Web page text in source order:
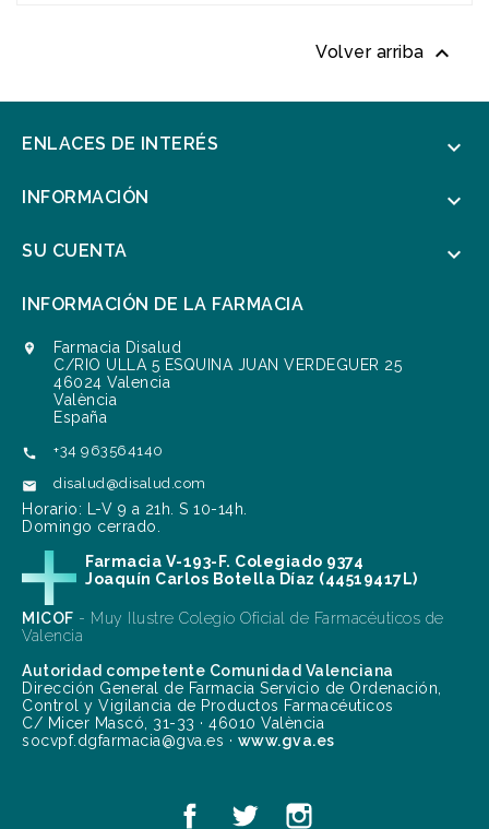
Volver arriba 
ENLACES DE INTERÉS 
INFORMACIÓN 
SU CUENTA 
INFORMACIÓN DE LA FARMACIA

Farmacia Disalud
C/RIO ULLA 5 ESQUINA JUAN VERDEGUER 25
46024 Valencia
València
España
 +34 963564140
 disalud@disalud.com
Horario: L-V 9 a 21h. S 10-14h.
Domingo cerrado.
Farmacia V-193-F. Colegiado 9374
Joaquín Carlos Botella Díaz (44519417L)
MICOF - Muy Ilustre Colegio Oficial de Farmacéuticos de
Valencia
Autoridad competente Comunidad Valenciana
Dirección General de Farmacia Servicio de Ordenación,
Control y Vigilancia de Productos Farmacéuticos
C/ Micer Mascó, 31-33 · 46010 València
socvpf.dgfarmacia@gva.es · www.gva.es